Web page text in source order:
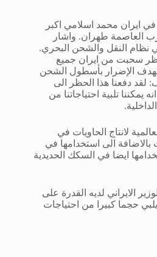
في ايران محمد اسلامي اكبر
العاصمة طهران. واشار
نظام النقل والشحن البحري.
سحبت من ايران جميع
85 الف حاوية بهدف الإضرار بأسطول الشحن
لقد دفعنا هذا الحظر الى
يمكننا تلبية احتياجاتنا من
لانتاج الحاويات في
بالاضافة الى استخدامها في
ايضا في السكك الحديدية
الايراني لديه القدرة على
وهو يلبي حجما كبيرا من احتياجات